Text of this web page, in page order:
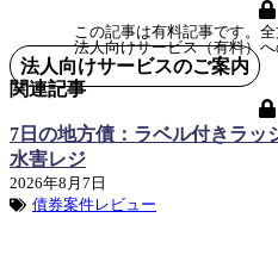
この記事は有料記事です。
法人向けサービス（有料）へ
法人向けサービスのご案内
関連記事
7日の地方債：ラベル付きラッ
水害レジ
2026年8月7日
債券案件レビュー